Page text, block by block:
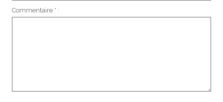
Commentaire * :